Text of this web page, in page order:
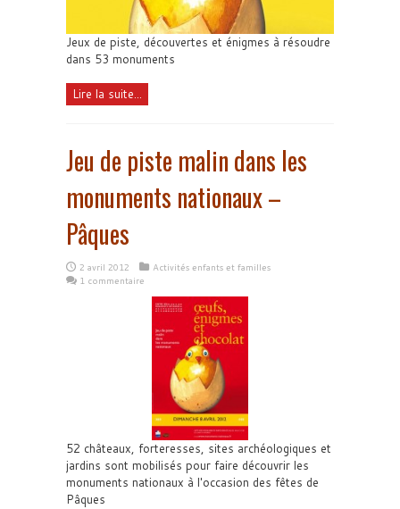
Jeux de piste, découvertes et énigmes à résoudre
dans 53 monuments
Lire la suite...
Jeu de piste malin dans les
monuments nationaux –
Pâques
2 avril 2012
Activités enfants et familles
1 commentaire
52 châteaux, forteresses, sites archéologiques et
jardins sont mobilisés pour faire découvrir les
monuments nationaux à l'occasion des fêtes de
Pâques